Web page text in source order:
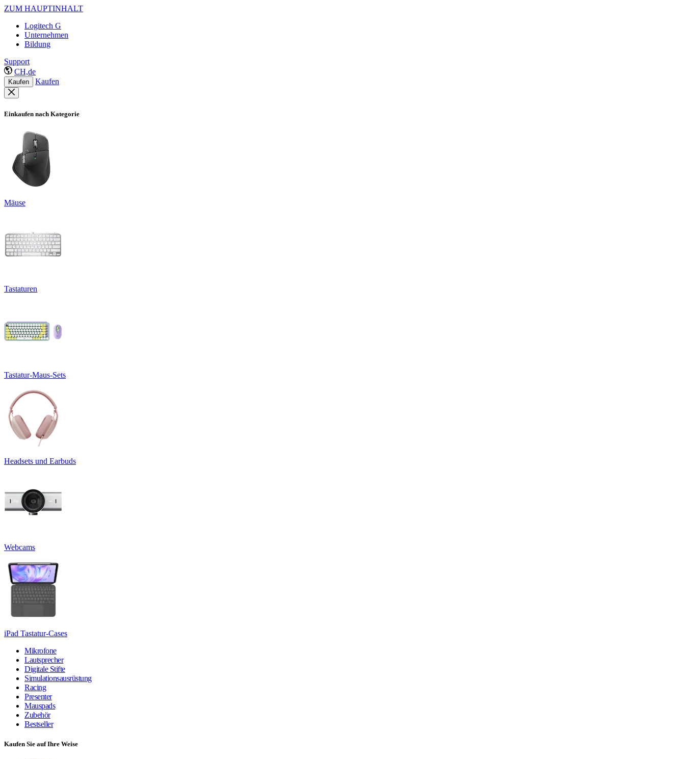
ZUM HAUPTINHALT
Logitech G
Unternehmen
Bildung
Support
CH,de
Kaufen Kaufen
Einkaufen nach Kategorie
Mäuse
Tastaturen
Tastatur-Maus-Sets
Headsets und Earbuds
Webcams
iPad Tastatur-Cases
Mikrofone
Lautsprecher
Digitale Stifte
Simulationsausrüstung
Racing
Presenter
Mauspads
Zubehör
Bestseller
Kaufen Sie auf Ihre Weise